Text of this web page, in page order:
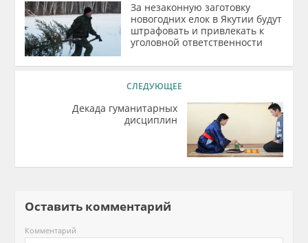
За незаконную заготовку
новогодних елок в Якутии будут
штрафовать и привлекать к
уголовной ответственности
СЛЕДУЮЩЕЕ
Декада гуманитарных
дисциплин
Оставить комментарий
Комментарий